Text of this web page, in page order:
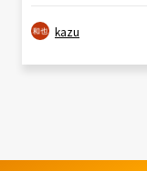
kazu